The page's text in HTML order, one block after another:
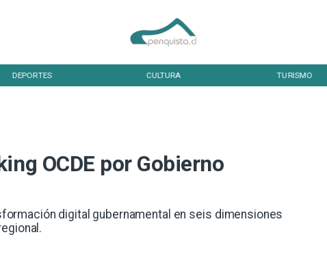
DEPORTES CULTURA TURISMO
OCDE por Gobierno
digital gubernamental en seis dimensiones